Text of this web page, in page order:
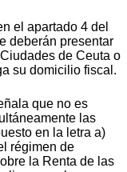
el apartado 4 del
deberán presentar
de Ceuta o
su domicilio fiscal.
que no es
las
en la letra a)
régimen de
la Renta de las